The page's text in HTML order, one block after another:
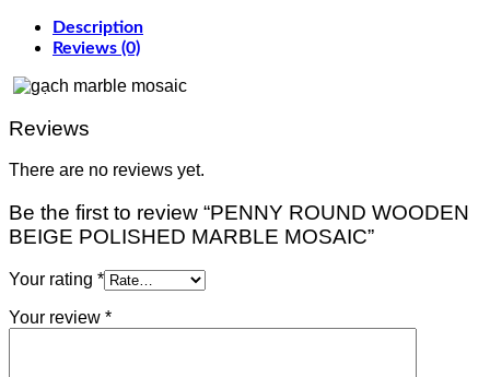
Description
Reviews (0)
Reviews
There are no reviews yet.
Be the first to review “PENNY ROUND WOODEN
BEIGE POLISHED MARBLE MOSAIC”
Your rating *
Your review *